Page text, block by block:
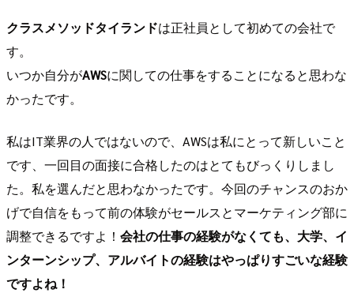
クラスメソッドタイランドは正社員として初めての会社で
す。
いつか自分がAWSに関しての仕事をすることになると思わな
かったです。
私はIT業界の人ではないので、AWSは私にとって新しいこと
です、一回目の面接に合格したのはとてもびっくりしまし
た。私を選んだと思わなかったです。今回のチャンスのおか
げで自信をもって前の体験がセールスとマーケティング部に
調整できるですよ！ 会社の仕事の経験がなくても、大学、イ
ンターンシップ、アルバイトの経験はやっぱりすごいな経験
ですよね！